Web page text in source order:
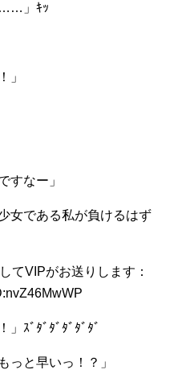
……」ｷｯ
」
すなー」
女である私が負けるはず
てVIPがお送りします：
ｽﾞﾀﾞﾀﾞﾀﾞﾀﾞﾀﾞ
っと早いっ！？」